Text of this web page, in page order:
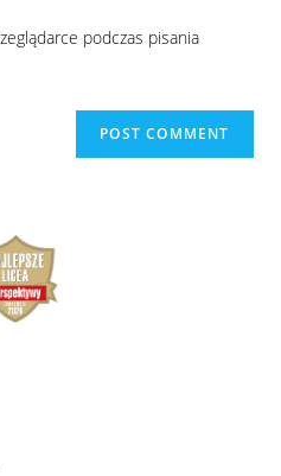
podczas pisania